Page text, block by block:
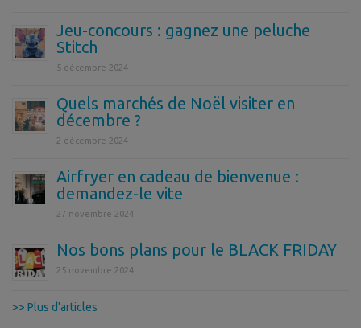
Jeu-concours : gagnez une peluche
Stitch
5 décembre 2024
Quels marchés de Noël visiter en
décembre ?
2 décembre 2024
Airfryer en cadeau de bienvenue :
demandez-le vite
27 novembre 2024
Nos bons plans pour le BLACK FRIDAY
25 novembre 2024
>> Plus d'articles